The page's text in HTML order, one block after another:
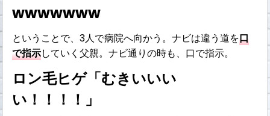
wwwwwww
ということで、3人で病院へ向かう。ナビは違う道を口
で指示していく父親。ナビ通りの時も、口で指示。
ロン毛ヒゲ「むきいいい
い！！！！」